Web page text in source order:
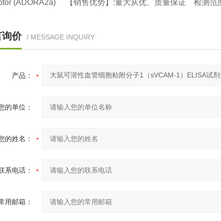
(ADORA2a) 【销售优势】:量大从优、质量保证 检测范
询价 / MESSAGE INQUIRY
产品：
的单位：
的姓名：
系电话：
用邮箱：